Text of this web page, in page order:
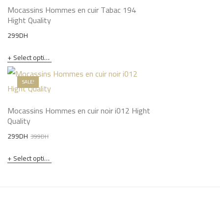
Mocassins Hommes en cuir Tabac 194
Hight Quality
299DH
Select options
SALE!
Mocassins Hommes en cuir noir i012 Hight
Quality
399DHOriginal
was:
299DH
Current
is:
Select options